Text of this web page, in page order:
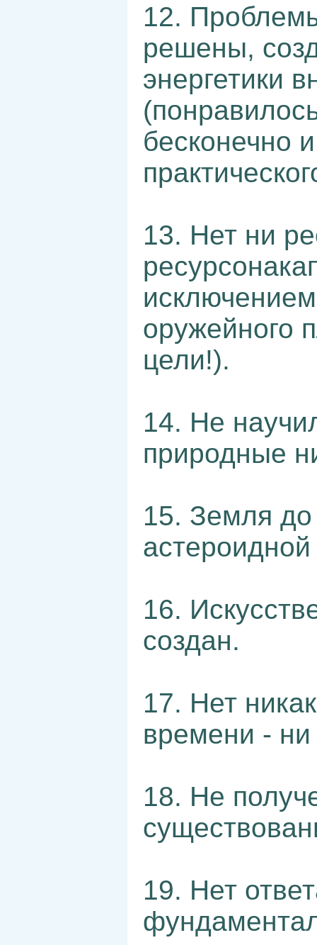
12.
решены,
энергетики
бесконечно
13. Нет ни
оружейного
цели!).
14. Не
природные
15. Земля
16.
создан.
17. Нет
времени -
18. Не
19. Нет